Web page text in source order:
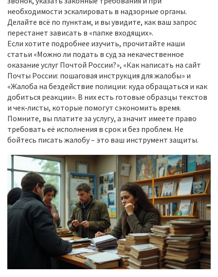
необходимости эскалировать в надзорные органы.
Делайте всё по пунктам, и вы увидите, как ваш запрос
перестанет зависать в «папке входящих».
Если хотите подробнее изучить, прочитайте наши
статьи «Можно ли подать в суд за некачественное
оказание услуг Почтой России?», «Как написать на сайт
Почты России: пошаговая инструкция для жалобы» и
«Жалоба на бездействие полиции: куда обращаться и как
добиться реакции». В них есть готовые образцы текстов
и чек‑листы, которые помогут сэкономить время.
Помните, вы платите за услугу, а значит имеете право
требовать её исполнения в срок и без проблем. Не
бойтесь писать жалобу – это ваш инструмент защиты.